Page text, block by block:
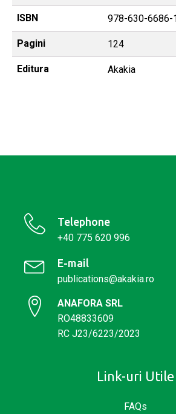
ISBN 978-630-6686-
Pagini 124
Editura Akakia
Telephone
+40 775 620 996
E-mail
publications@akakia.ro
ANAFORA SRL
RO48833609
RC J23/6223/2023
Link-uri Utile
FAQs